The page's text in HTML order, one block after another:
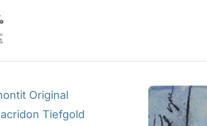
Original
Tiefgold